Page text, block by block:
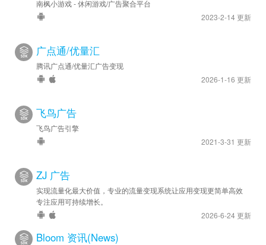
南枫小游戏 - 休闲游戏/广告聚合平台
2023-2-14 更新
广点通/优量汇
腾讯广点通/优量汇广告变现
2026-1-16 更新
飞鸟广告
飞鸟广告引擎
2021-3-31 更新
ZJ 广告
实现流量化最大价值，专业的流量变现系统让应用变现更简单高效
专注应用可持续增长。
2026-6-24 更新
Bloom 资讯(News)